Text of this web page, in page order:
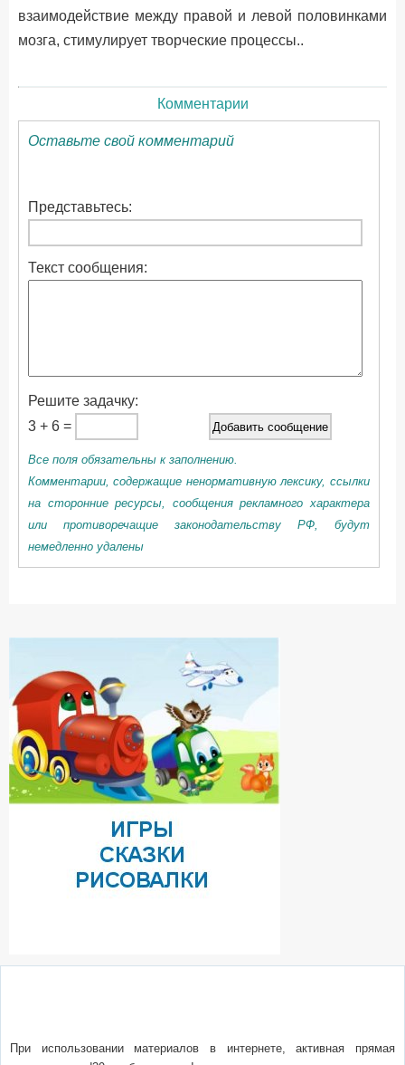
взаимодействие между правой и левой половинками
мозга, стимулирует творческие процессы..
Комментарии
Оставьте свой комментарий
Представьтесь:
Текст сообщения:
Решите задачку:
3 + 6 =
Все поля обязательны к заполнению.
Комментарии, содержащие ненормативную лексику, ссылки
на сторонние ресурсы, сообщения рекламного характера
или противоречащие законодательству РФ, будут
немедленно удалены
При использовании материалов в интернете, активная прямая